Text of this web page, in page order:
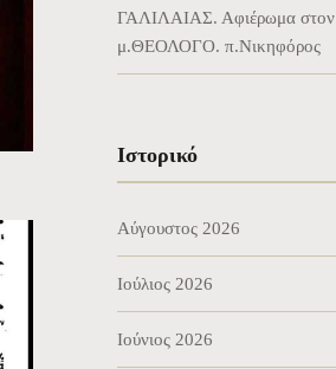
ΓΑΛΙΛΑΙΑΣ. Αφιέρωμα στον
μ.ΘΕΟΛΟΓΟ. π.Νικηφόρος
Ιστορικό
Αύγουστος 2026
Ιούλιος 2026
Ιούνιος 2026